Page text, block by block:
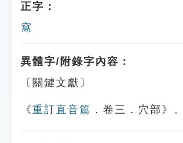
正字：
窩
異體字/附錄字內容：
〔關鍵文獻〕
《重訂直音篇 ．卷三．穴部》。